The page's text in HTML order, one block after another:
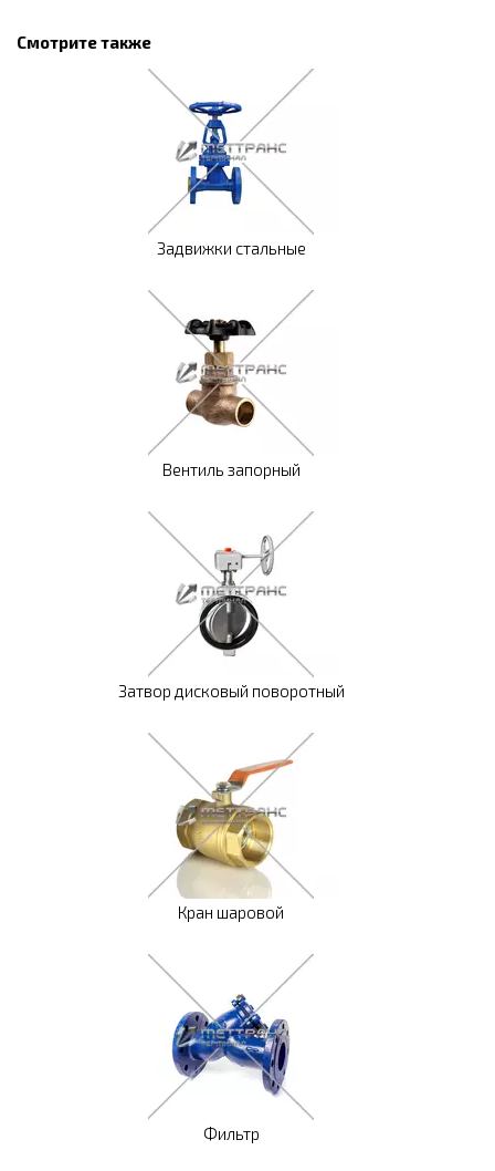
Смотрите также
Задвижки стальные
Вентиль запорный
Затвор дисковый поворотный
Кран шаровой
Фильтр